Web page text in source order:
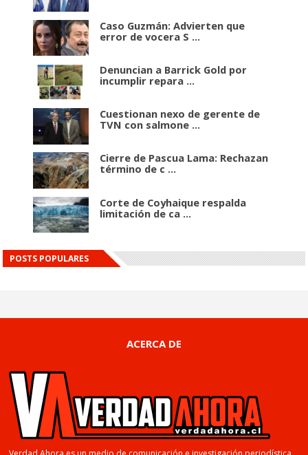
Caso Guzmán: Advierten que
error de vocera S ...
Denuncian a Barrick Gold por
incumplir repara ...
Cuestionan nexo de gerente de
TVN con salmone ...
Cierre de Pascua Lama: Rechazan
término de c ...
Corte de Coyhaique respalda
limitación de ca ...
POSTS POPULARES
ACERCA DE